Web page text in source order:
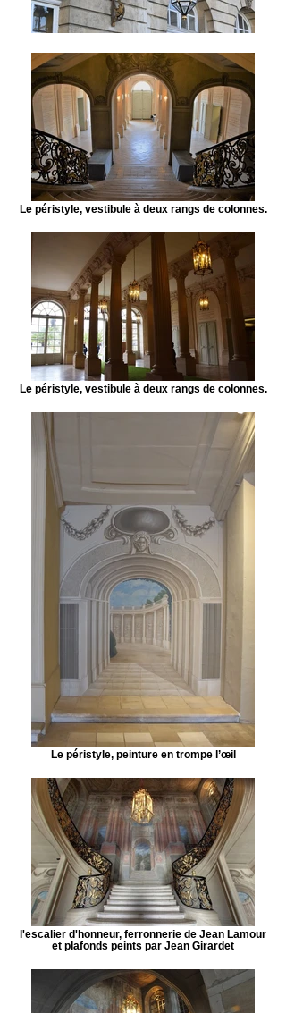
Le péristyle, vestibule à deux rangs de colonnes.
Le péristyle, vestibule à deux rangs de colonnes.
Le péristyle, peinture en trompe l’œil
l'escalier d'honneur, ferronnerie de Jean Lamour
et plafonds peints par Jean Girardet